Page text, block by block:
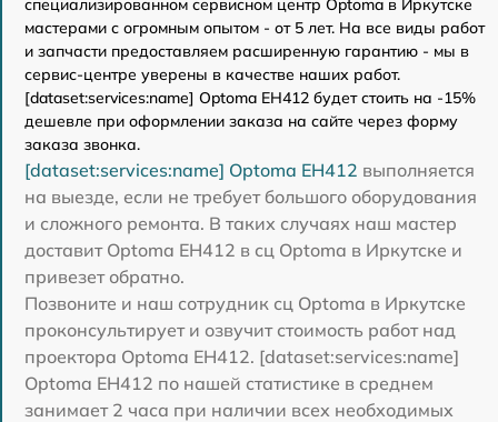
специализированном сервисном центр Optoma в Иркутске
мастерами с огромным опытом - от 5 лет. На все виды работ
и запчасти предоставляем расширенную гарантию - мы в
сервис-центре уверены в качестве наших работ.
[dataset:services:name] Optoma EH412 будет стоить на -15%
дешевле при оформлении заказа на сайте через форму
заказа звонка.
[dataset:services:name] Optoma EH412 выполняется
на выезде, если не требует большого оборудования
и сложного ремонта. В таких случаях наш мастер
доставит Optoma EH412 в сц Optoma в Иркутске и
привезет обратно.
Позвоните и наш сотрудник сц Optoma в Иркутске
проконсультирует и озвучит стоимость работ над
проектора Optoma EH412. [dataset:services:name]
Optoma EH412 по нашей статистике в среднем
занимает 2 часа при наличии всех необходимых